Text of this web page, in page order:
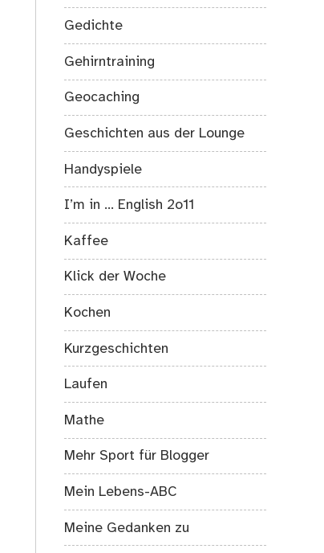
Gedichte
Gehirntraining
Geocaching
Geschichten aus der Lounge
Handyspiele
I’m in … English 2o11
Kaffee
Klick der Woche
Kochen
Kurzgeschichten
Laufen
Mathe
Mehr Sport für Blogger
Mein Lebens-ABC
Meine Gedanken zu